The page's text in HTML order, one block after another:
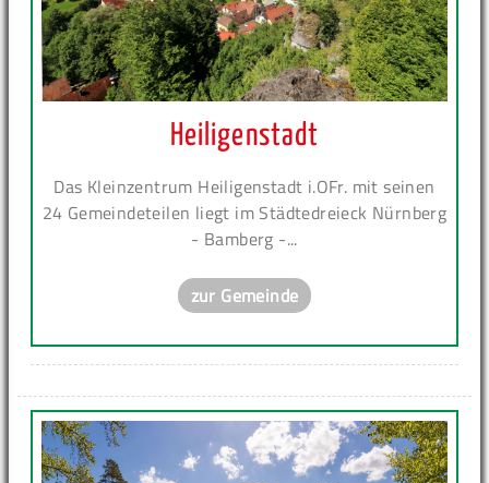
Heiligenstadt
Das Kleinzentrum Heiligenstadt i.OFr. mit seinen
24 Gemeindeteilen liegt im Städtedreieck Nürnberg
- Bamberg -...
zur Gemeinde